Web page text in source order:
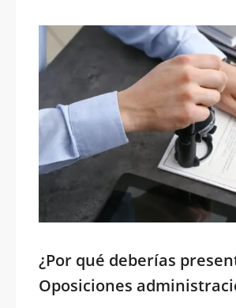
¿Por qué deberías
Oposiciones